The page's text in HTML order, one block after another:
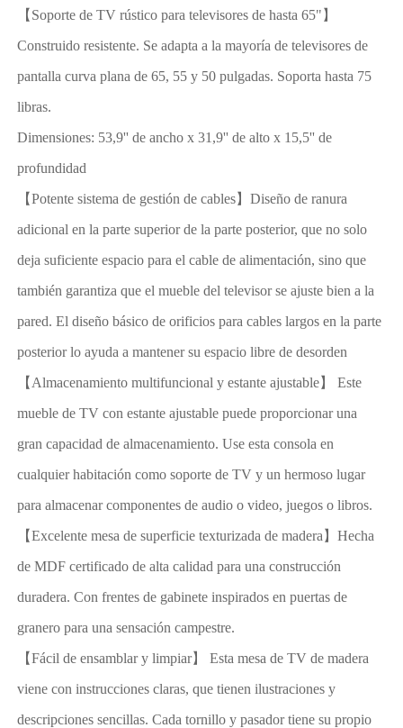
【Soporte de TV rústico para televisores de hasta 65"】
Construido resistente. Se adapta a la mayoría de televisores de
pantalla curva plana de 65, 55 y 50 pulgadas. Soporta hasta 75
libras.
Dimensiones: 53,9'' de ancho x 31,9'' de alto x 15,5'' de
profundidad
【Potente sistema de gestión de cables】Diseño de ranura
adicional en la parte superior de la parte posterior, que no solo
deja suficiente espacio para el cable de alimentación, sino que
también garantiza que el mueble del televisor se ajuste bien a la
pared. El diseño básico de orificios para cables largos en la parte
posterior lo ayuda a mantener su espacio libre de desorden
【Almacenamiento multifuncional y estante ajustable】 Este
mueble de TV con estante ajustable puede proporcionar una
gran capacidad de almacenamiento. Use esta consola en
cualquier habitación como soporte de TV y un hermoso lugar
para almacenar componentes de audio o video, juegos o libros.
【Excelente mesa de superficie texturizada de madera】Hecha
de MDF certificado de alta calidad para una construcción
duradera. Con frentes de gabinete inspirados en puertas de
granero para una sensación campestre.
【Fácil de ensamblar y limpiar】 Esta mesa de TV de madera
viene con instrucciones claras, que tienen ilustraciones y
descripciones sencillas. Cada tornillo y pasador tiene su propio